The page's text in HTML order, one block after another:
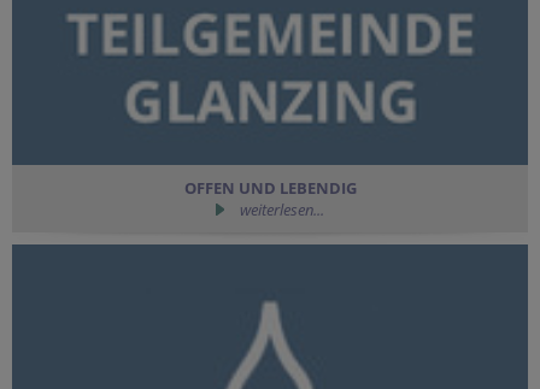
OFFEN UND LEBENDIG
weiterlesen...